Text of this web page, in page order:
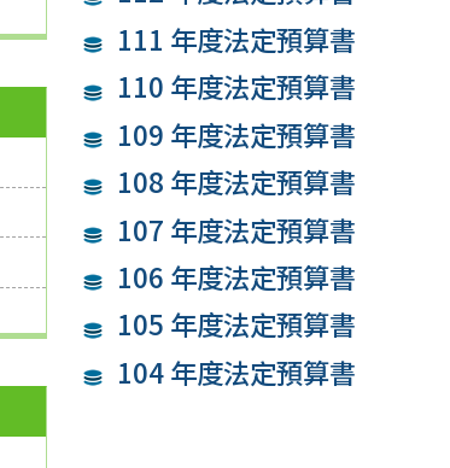
111 年度法定預算書
110 年度法定預算書
109 年度法定預算書
108 年度法定預算書
107 年度法定預算書
106 年度法定預算書
105 年度法定預算書
104 年度法定預算書